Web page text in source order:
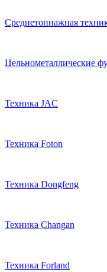
Среднетоннажная
Цельнометаллические
Техника JAC
Техника Foton
Техника Dongfeng
Техника Changan
Техника Forland